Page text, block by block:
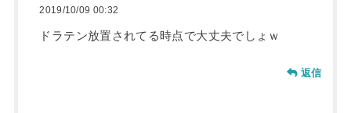
2019/10/09 00:32
ドラテン放置されてる時点で大丈夫でしょｗ
返信